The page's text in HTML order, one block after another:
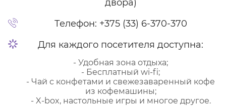
двора)
Телефон: +375 (33) 6-370-370
Для каждого посетителя доступна:
- Удобная зона отдыха;
- Бесплатный wi-fi;
- Чай с конфетами и свежезаваренный кофе
из кофемашины;
- X-box, настольные игры и многое другое.